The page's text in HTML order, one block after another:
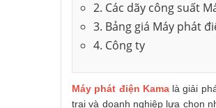
2. Các dãy công suất
3. Bảng giá Máy phát
4. Công ty
Máy phát điện Kamalà giải
trại và doanh nghiệp lựa chọn